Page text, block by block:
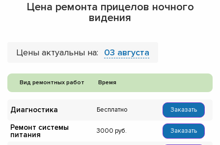
Цена ремонта прицелов ночного
видения
Цены актуальны на: 03 августа
Вид ремонтных работ Время
Диагностика Бесплатно Заказать
Ремонт системы
питания
3000 Заказать